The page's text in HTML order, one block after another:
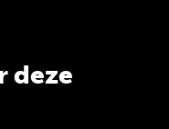
deze